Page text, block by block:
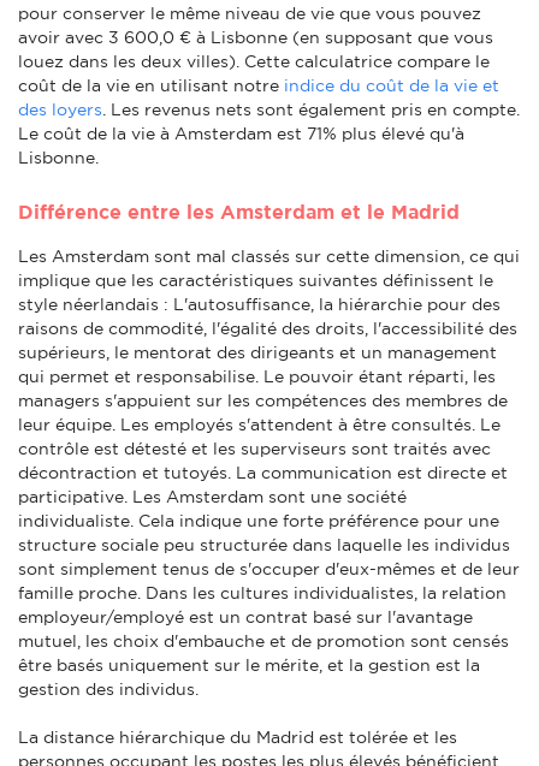
pour conserver le même niveau de vie que vous pouvez
avoir avec 3 600,0 € à Lisbonne (en supposant que vous
louez dans les deux villes). Cette calculatrice compare le
coût de la vie en utilisant notre indice du coût de la vie et
des loyers . Les revenus nets sont également pris en compte.
Le coût de la vie à Amsterdam est 71% plus élevé qu'à
Lisbonne.
Différence entre les Amsterdam et le Madrid
Les Amsterdam sont mal classés sur cette dimension, ce qui
implique que les caractéristiques suivantes définissent le
style néerlandais : L'autosuffisance, la hiérarchie pour des
raisons de commodité, l'égalité des droits, l'accessibilité des
supérieurs, le mentorat des dirigeants et un management
qui permet et responsabilise. Le pouvoir étant réparti, les
managers s'appuient sur les compétences des membres de
leur équipe. Les employés s'attendent à être consultés. Le
contrôle est détesté et les superviseurs sont traités avec
décontraction et tutoyés. La communication est directe et
participative. Les Amsterdam sont une société
individualiste. Cela indique une forte préférence pour une
structure sociale peu structurée dans laquelle les individus
sont simplement tenus de s'occuper d'eux-mêmes et de leur
famille proche. Dans les cultures individualistes, la relation
employeur/employé est un contrat basé sur l'avantage
mutuel, les choix d'embauche et de promotion sont censés
être basés uniquement sur le mérite, et la gestion est la
gestion des individus.
La distance hiérarchique du Madrid est tolérée et les
personnes occupant les postes les plus élevés bénéficient